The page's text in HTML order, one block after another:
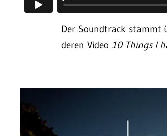
Der Soundtrack stammt
deren Video 10 Things I